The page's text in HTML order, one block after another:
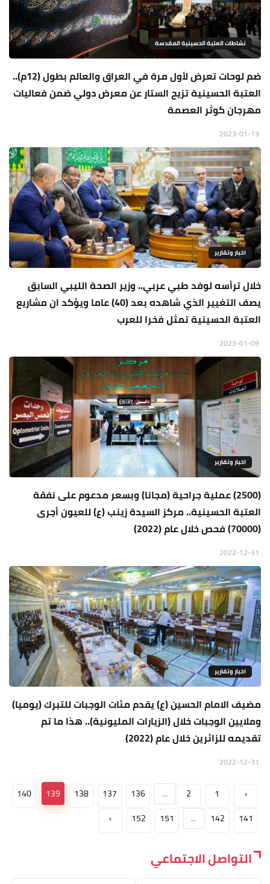
نشاطات العتبة الحسينية المقدسة
ضم لوحات تعرض لأول مرة في العراق والعالم بطول (12م)..
العتبة الحسينية تزيح الستار عن معرض دولي ضمن فعاليات
مهرجان كوثر العصمة
اخبار وتقارير
خلال ترأسه لوفد طبي عربي.. وزير الصحة الليبي السابق
يصف التغيير الذي شاهده بعد (40) عاما ويؤكد ان مشاريع
العتبة الحسينية تمثل فخرا للعرب
اخبار وتقارير
(2500) عملية جراحية (مجانا) وبسعر مدعوم على نفقة
العتبة الحسينية.. مركز السيدة زينب (ع) للعيون أجرى
(70000) فحص خلال عام (2022)
اخبار وتقارير
مضيف الامام الحسين (ع) يقدم مئات الوجبات للتبرك (يوميا)
وملايين الوجبات خلال (الزيارات المليونية).. هذا ما تم
تقديمه للزائرين خلال عام (2022)
‹
1
2
...
136
137
138
139
140
141
142
...
151
152
›
التواصل الاجتماعي